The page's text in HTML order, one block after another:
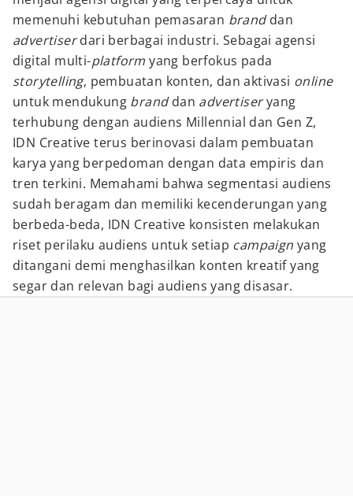
memenuhi kebutuhan pemasaran branddan
advertiserdari berbagai industri. Sebagai agensi
digital multi-platform yang berfokus pada
storytelling, pembuatan konten, dan aktivasi online
untuk mendukung branddan advertiseryang
terhubung dengan audiens Millennial dan Gen Z,
IDN Creative terus berinovasi dalam pembuatan
karya yang berpedoman dengan data empiris dan
tren terkini. Memahami bahwa segmentasi audiens
sudah beragam dan memiliki kecenderungan yang
berbeda-beda, IDN Creative konsisten melakukan
riset perilaku audiens untuk setiap campaign yang
ditangani demi menghasilkan konten kreatif yang
segar dan relevan bagi audiens yang disasar.